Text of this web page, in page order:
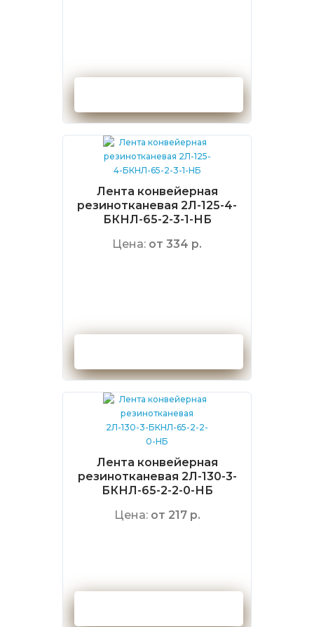
Лента конвейерная
резинотканевая 2Л-125-4-
БКНЛ-65-2-3-1-НБ
Цена: от 334 р.
Лента конвейерная
резинотканевая 2Л-130-3-
БКНЛ-65-2-2-0-НБ
Цена: от 217 р.